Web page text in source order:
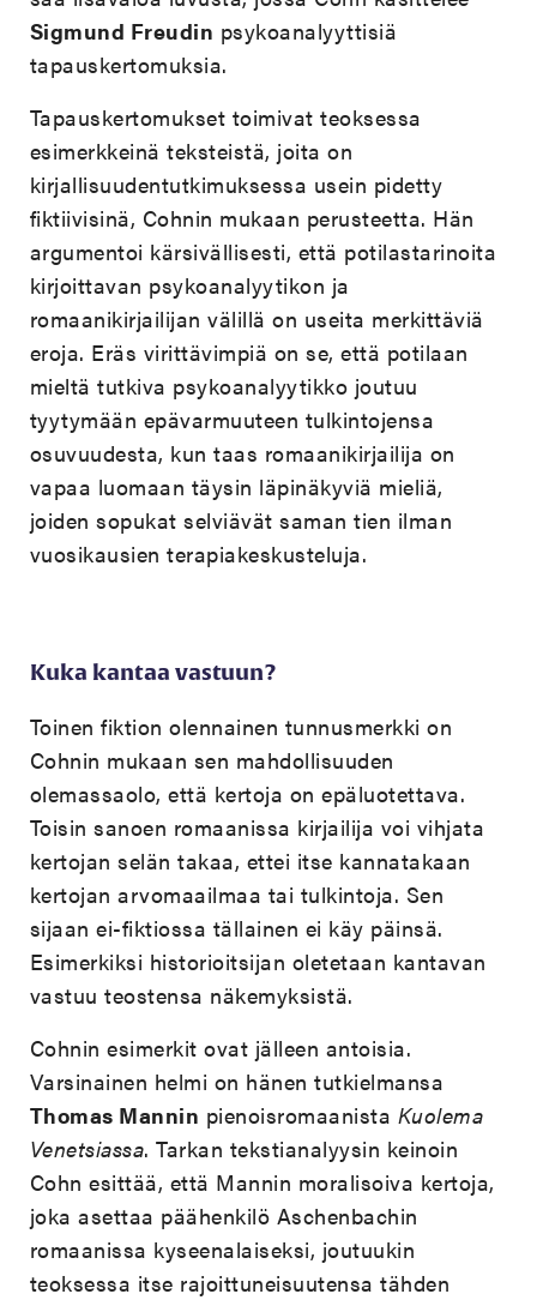
Sigmund Freudin psykoanalyyttisiä
tapauskertomuksia.
Tapauskertomukset toimivat teoksessa
esimerkkeinä teksteistä, joita on
kirjallisuudentutkimuksessa usein pidetty
fiktiivisinä, Cohnin mukaan perusteetta. Hän
argumentoi kärsivällisesti, että potilastarinoita
kirjoittavan psykoanalyytikon ja
romaanikirjailijan välillä on useita merkittäviä
eroja. Eräs virittävimpiä on se, että potilaan
mieltä tutkiva psykoanalyytikko joutuu
tyytymään epävarmuuteen tulkintojensa
osuvuudesta, kun taas romaanikirjailija on
vapaa luomaan täysin läpinäkyviä mieliä,
joiden sopukat selviävät saman tien ilman
vuosikausien terapiakeskusteluja.
Kuka kantaa vastuun?
Toinen fiktion olennainen tunnusmerkki on
Cohnin mukaan sen mahdollisuuden
olemassaolo, että kertoja on epäluotettava.
Toisin sanoen romaanissa kirjailija voi vihjata
kertojan selän takaa, ettei itse kannatakaan
kertojan arvomaailmaa tai tulkintoja. Sen
sijaan ei-fiktiossa tällainen ei käy päinsä.
Esimerkiksi historioitsijan oletetaan kantavan
vastuu teostensa näkemyksistä.
Cohnin esimerkit ovat jälleen antoisia.
Varsinainen helmi on hänen tutkielmansa
Thomas Mannin pienoisromaanista Kuolema
Venetsiassa. Tarkan tekstianalyysin keinoin
Cohn esittää, että Mannin moralisoiva kertoja,
joka asettaa päähenkilö Aschenbachin
romaanissa kyseenalaiseksi, joutuukin
teoksessa itse rajoittuneisuutensa tähden